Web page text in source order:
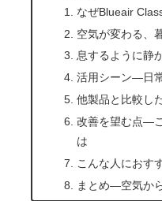
なぜBlueair
空気が変わる、
息するように静
活用シーン—日
他製品と比較し
改善を望む点—
は
こんな人におす
まとめ—空気か